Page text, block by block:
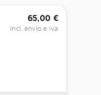
65,00 €
incl. envio e iva